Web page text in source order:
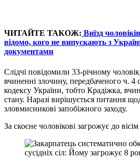
ЧИТАЙТЕ ТАКОЖ: Виїзд
відомо, кого не випускають з
документами
Слідчі повідомили 33-річному
вчиненні злочину, передбаченого ч. 4
кодексу України, тобто Крадіжка,
стану. Наразі вирішується питання
зловмисникові запобіжного заходу.
За скоєне чоловікові загрожує до